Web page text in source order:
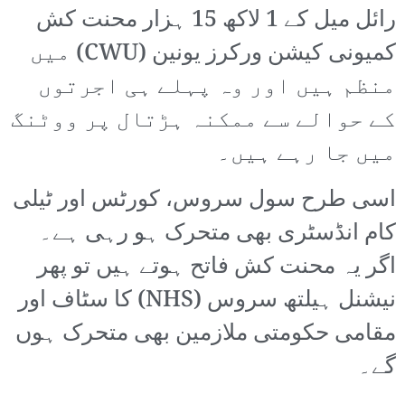
رائل میل کے 1 لاکھ 15 ہزار محنت کش
کمیونی کیشن ورکرز یونین (CWU) میں
منظم ہیں اور وہ پہلے ہی اجرتوں
کے حوالے سے ممکنہ ہڑتال پر ووٹنگ
میں جا رہے ہیں۔
اسی طرح سول سروس، کورٹس اور ٹیلی
کام انڈسٹری بھی متحرک ہو رہی ہے۔
اگر یہ محنت کش فاتح ہوتے ہیں تو پھر
نیشنل ہیلتھ سروس (NHS) کا سٹاف اور
مقامی حکومتی ملازمین بھی متحرک ہوں
گے۔